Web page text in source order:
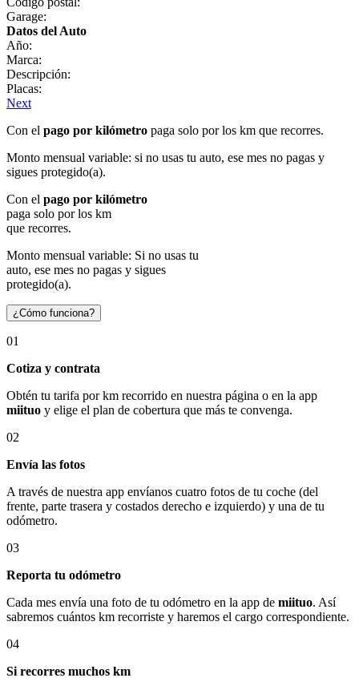
Garage:
Datos del Auto
Año:
Marca:
Descripción:
Placas:
Next
Con el pago por kilómetro paga solo por los km que recorres.
Monto mensual variable: si no usas tu auto, ese mes no pagas y
sigues protegido(a).
Con el pago por kilómetro
paga solo por los km
que recorres.
Monto mensual variable: Si no usas tu
auto, ese mes no pagas y sigues
protegido(a).
¿Cómo funciona?
01
Cotiza y contrata
Obtén tu tarifa por km recorrido en nuestra página o en la app
miituo y elige el plan de cobertura que más te convenga.
02
Envía las fotos
A través de nuestra app envíanos cuatro fotos de tu coche (del
frente, parte trasera y costados derecho e izquierdo) y una de tu
odómetro.
03
Reporta tu odómetro
Cada mes envía una foto de tu odómetro en la app de miituo. Así
sabremos cuántos km recorriste y haremos el cargo correspondiente.
04
Si recorres muchos km